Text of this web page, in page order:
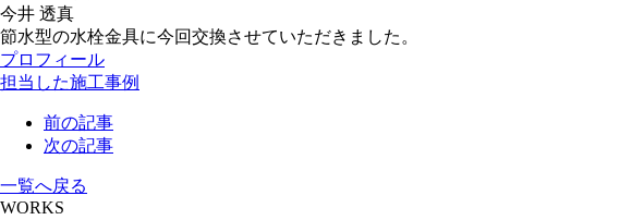
今井 透真
節水型の水栓金具に今回交換させていただきました。
プロフィール
担当した施工事例
前の記事
次の記事
一覧へ戻る
WORKS